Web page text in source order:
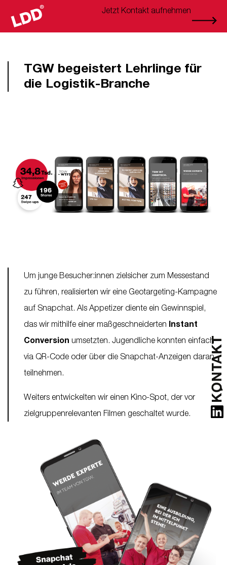
Jetzt Kontakt aufnehmen
TGW begeistert Lehrlinge für
die Logistik-Branche
Um junge Besucher:innen zielsicher zum Messestand
zu führen, realisierten wir eine Geotargeting-Kampagne
auf Snapchat. Als Appetizer diente ein Gewinnspiel,
das wir mithilfe einer maßgeschneiderten
Instant
Conversion umsetzten. Jugendliche konnten einfach
via QR-Code oder über die Snapchat-Anzeigen daran
teilnehmen.
Weiters entwickelten wir einen Kino-Spot, der vor
zielgruppenrelevanten Filmen geschaltet wurde.